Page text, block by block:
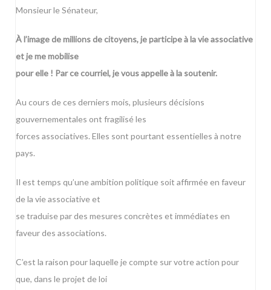
Monsieur le Sénateur,
À l’image de millions de citoyens, je participe à la vie associative
et je me mobilise
pour elle ! Par ce courriel, je vous appelle à la soutenir.
Au cours de ces derniers mois, plusieurs décisions
gouvernementales ont fragilisé les
forces associatives. Elles sont pourtant essentielles à notre
pays.
Il est temps qu’une ambition politique soit affirmée en faveur
de la vie associative et
se traduise par des mesures concrètes et immédiates en
faveur des associations.
C’est la raison pour laquelle je compte sur votre action pour
que, dans le projet de loi